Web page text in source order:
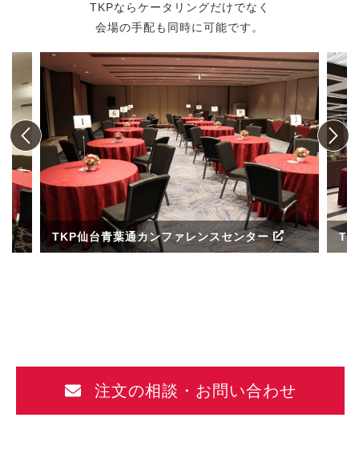
TKPならケータリングだけでなく
会場の手配も同時に可能です。
TKP仙台青葉通カンファレンスセンター
ル
注文の相談・お問い合わせ